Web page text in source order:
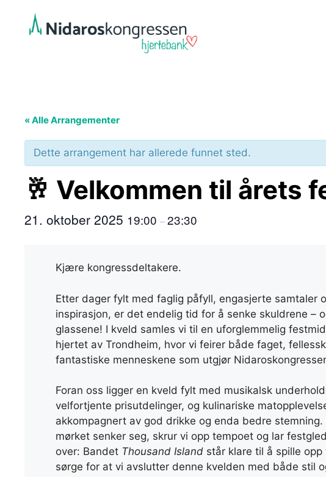
innhold
« Alle Arrangementer
Dette arrangement har allerede funnet sted.
🥂 Velkommen til årets
21. oktober 2025 19:00 –23:30
Kjære kongressdeltakere.
Etter dager fylt med faglig påfyll, engasjerte samtaler
inspirasjon, er det endelig tid for å senke skuldrene –
glassene! I kveld samles vi til en uforglemmelig
hjertet av Trondheim, hvor vi feirer både faget,
fantastiske menneskene som utgjør
Foran oss ligger en kveld fylt med musikalsk
velfortjente prisutdelinger, og kulinariske
akkompagnert av god drikke og enda bedre stemning.
mørket senker seg, skrur vi opp tempoet og lar
over: Bandet Thousand Islandstår klare til å spille opp
sørge for at vi avslutter denne kvelden med både stil